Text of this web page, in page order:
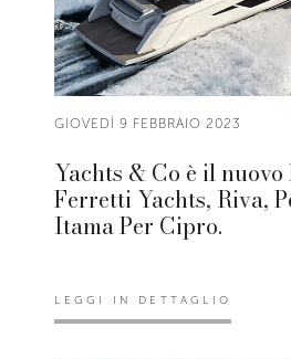
GIOVEDÌ 9 FEBBRAIO 2023
Yachts & Co è il
Ferretti Yachts, Riva,
Itama Per Cipro.
LEGGI IN DETTAGLIO